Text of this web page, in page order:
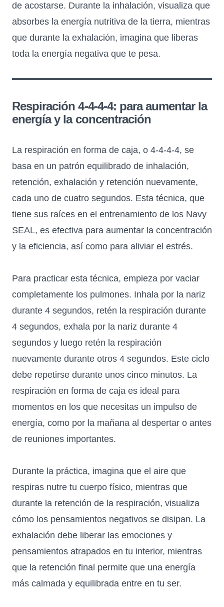
de acostarse. Durante la inhalación, visualiza que
absorbes la energía nutritiva de la tierra, mientras
que durante la exhalación, imagina que liberas
toda la energía negativa que te pesa.
Respiración 4-4-4-4: para aumentar la
energía y la concentración
La respiración en forma de caja, o 4-4-4-4, se
basa en un patrón equilibrado de inhalación,
retención, exhalación y retención nuevamente,
cada uno de cuatro segundos. Esta técnica, que
tiene sus raíces en el entrenamiento de los Navy
SEAL, es efectiva para aumentar la concentración
y la eficiencia, así como para aliviar el estrés.
Para practicar esta técnica, empieza por vaciar
completamente los pulmones. Inhala por la nariz
durante 4 segundos, retén la respiración durante
4 segundos, exhala por la nariz durante 4
segundos y luego retén la respiración
nuevamente durante otros 4 segundos. Este ciclo
debe repetirse durante unos cinco minutos. La
respiración en forma de caja es ideal para
momentos en los que necesitas un impulso de
energía, como por la mañana al despertar o antes
de reuniones importantes.
Durante la práctica, imagina que el aire que
respiras nutre tu cuerpo físico, mientras que
durante la retención de la respiración, visualiza
cómo los pensamientos negativos se disipan. La
exhalación debe liberar las emociones y
pensamientos atrapados en tu interior, mientras
que la retención final permite que una energía
más calmada y equilibrada entre en tu ser.